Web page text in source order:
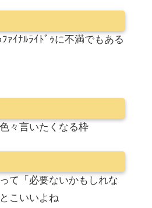
ｧｲﾅﾙﾗｲﾄﾞｩに不満でもある
々言いたくなる枠
て「必要ないかもしれな
こいいよね